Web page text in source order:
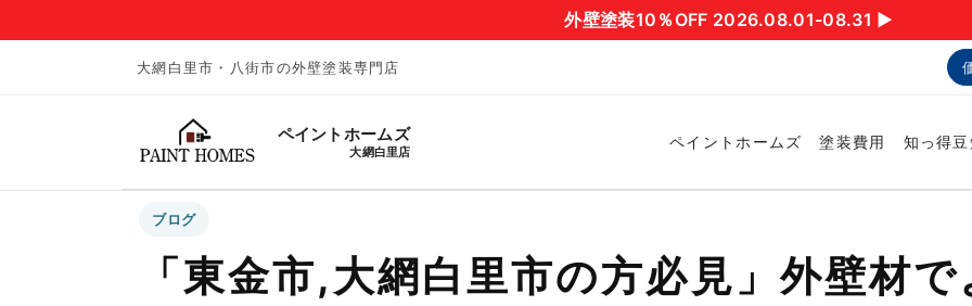
外壁塗装10％OFF 2026.08.01-08.31 ▶︎
大網白里市・八街市の外壁塗装専門店
ペイントホームズ
大網白里店
ペイントホームズ 塗装費用 知っ得
ブログ
「東金市,大網白里市の方必見」外壁材